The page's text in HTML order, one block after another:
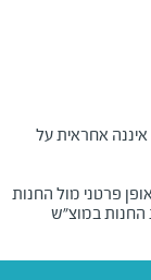
איננה אחראית על
פרטני מול החנות
החנות במוצ"ש